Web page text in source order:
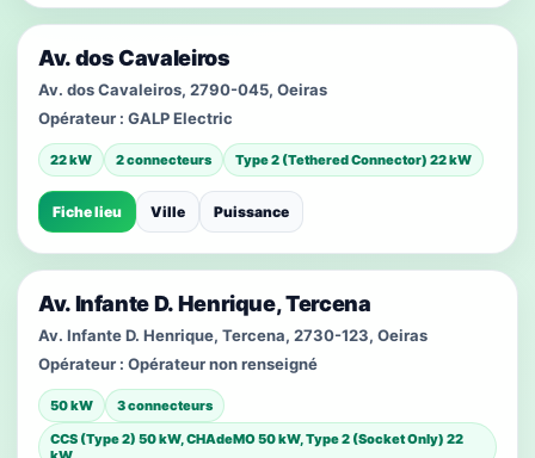
Av. dos Cavaleiros
Av. dos Cavaleiros, 2790-045, Oeiras
Opérateur : GALP Electric
22 kW 2 connecteurs Type 2 (Tethered Connector) 22 kW
Fiche lieu Ville Puissance
Av. Infante D. Henrique, Tercena
Av. Infante D. Henrique, Tercena, 2730-123, Oeiras
Opérateur : Opérateur non renseigné
50 kW
3 connecteurs
CCS (Type 2) 50 kW, CHAdeMO 50 kW, Type 2 (Socket Only) 22